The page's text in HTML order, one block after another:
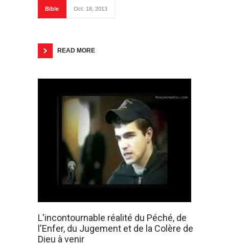
Bible Oct. 18, 2013
READ MORE
L'incontournable réalité du Péché, de
l'Enfer, du Jugement et de la Colère de
Dieu à venir